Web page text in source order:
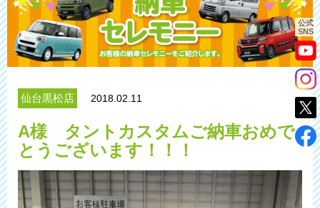
公式
SNS
仙台黒松店 2018.02.11
A様 タントカスタムご納車おめで
とうございます！！！